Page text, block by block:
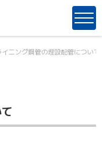
イニング鋼管の埋設配管について